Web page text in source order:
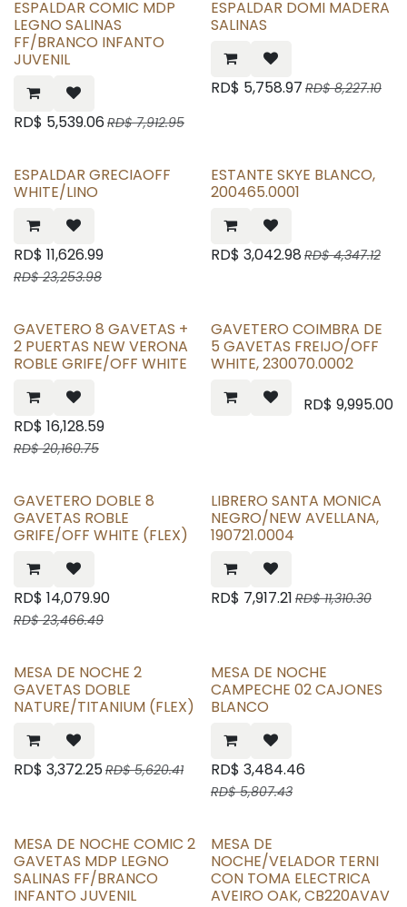
ESPALDAR COMIC MDP
LEGNO SALINAS
FF/BRANCO INFANTO
JUVENIL
RD$ 5,539.06 RD$7,912.95
ESPALDAR DOMI MADERA
SALINAS
RD$ 5,758.97 RD$8,227.10
ESPALDAR GRECIAOFF
WHITE/LINO
RD$ 11,626.99
RD$23,253.98
ESTANTE SKYE BLANCO,
200465.0001
RD$ 3,042.98 RD$4,347.12
GAVETERO 8 GAVETAS +
2 PUERTAS NEW VERONA
ROBLE GRIFE/OFF WHITE
RD$ 16,128.59
RD$20,160.75
GAVETERO COIMBRA DE
5 GAVETAS FREIJO/OFF
WHITE, 230070.0002
RD$ 9,995.00
GAVETERO DOBLE 8
GAVETAS ROBLE
GRIFE/OFF WHITE (FLEX)
RD$ 14,079.90
RD$23,466.49
LIBRERO SANTA MONICA
NEGRO/NEW AVELLANA,
190721.0004
RD$ 7,917.21 RD$11,310.30
MESA DE NOCHE 2
GAVETAS DOBLE
NATURE/TITANIUM (FLEX)
RD$ 3,372.25RD$5,620.41
MESA DE NOCHE
CAMPECHE 02 CAJONES
BLANCO
RD$ 3,484.46
RD$5,807.43
MESA DE NOCHE COMIC 2
GAVETAS MDP LEGNO
SALINAS FF/BRANCO
INFANTO JUVENIL
MESA DE
NOCHE/VELADOR TERNI
CON TOMA ELECTRICA
AVEIRO OAK, CB220AVAV